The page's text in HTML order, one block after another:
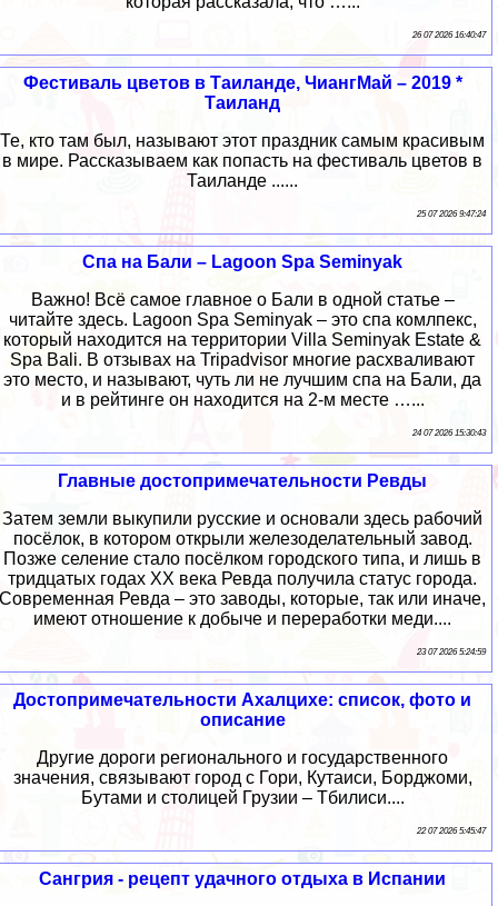
26 07 2026 16:40:47
Фестиваль цветов в Таиланде, ЧиангМай – 2019 *
Таиланд
Те, кто там был, называют этот праздник самым красивым
в мире. Рассказываем как попасть на фестиваль цветов в
Таиланде ......
25 07 2026 9:47:24
Спа на Бали – Lagoon Spa Seminyak
Важно! Всё самое главное о Бали в одной статье –
читайте здесь. Lagoon Spa Seminyak – это спа комлпекс,
который находится на территории Villa Seminyak Estate &
Spa Bali. В отзывах на Tripadvisor многие расхваливают
это место, и называют, чуть ли не лучшим спа на Бали, да
и в рейтинге он находится на 2-м месте …...
24 07 2026 15:30:43
Главные достопримечательности Ревды
Затем земли выкупили русские и основали здесь рабочий
посёлок, в котором открыли железоделательный завод.
Позже селение стало посёлком городского типа, и лишь в
тридцатых годах XX века Ревда получила статус города.
Современная Ревда – это заводы, которые, так или иначе,
имеют отношение к добыче и переработки меди....
23 07 2026 5:24:59
Достопримечательности Ахалцихе: список, фото и
описание
Другие дороги регионального и государственного
значения, связывают город с Гори, Кутаиси, Борджоми,
Бутами и столицей Грузии – Тбилиси....
22 07 2026 5:45:47
Сангрия - рецепт удачного отдыха в Испании